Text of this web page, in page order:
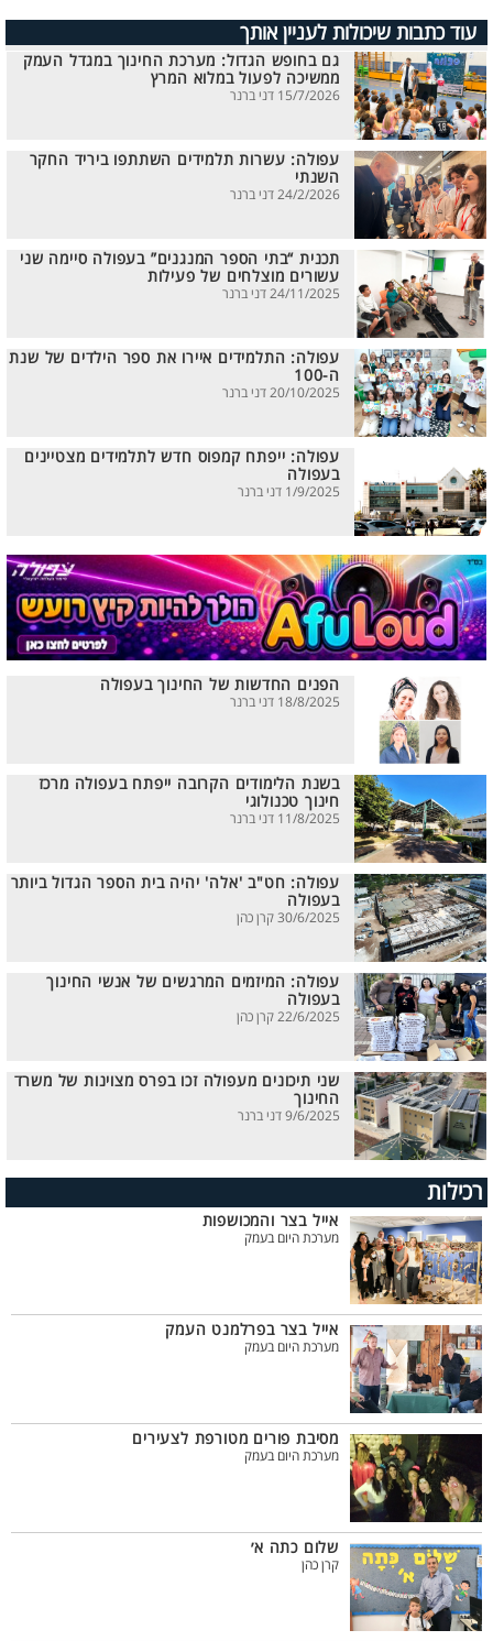
עוד כתבות שיכולות לעניין אותך
גם בחופש הגדול: מערכת החינוך במגדל העמק
ממשיכה לפעול במלוא המרץ
15/7/2026 דני ברנר
עפולה: עשרות תלמידים השתתפו ביריד החקר
השנתי
24/2/2026 דני ברנר
תכנית “בתי הספר המנגנים” בעפולה סיימה שני
עשורים מוצלחים של פעילות
24/11/2025 דני ברנר
עפולה: התלמידים איירו את ספר הילדים של שנת
ה-100
20/10/2025 דני ברנר
עפולה: ייפתח קמפוס חדש לתלמידים מצטיינים
בעפולה
1/9/2025 דני ברנר
הפנים החדשות של החינוך בעפולה
18/8/2025 דני ברנר
בשנת הלימודים הקרובה ייפתח בעפולה מרכז
חינוך טכנולוגי
11/8/2025 דני ברנר
עפולה: חט"ב 'אלה' יהיה בית הספר הגדול ביותר
בעפולה
30/6/2025 קרן כהן
עפולה: המיזמים המרגשים של אנשי החינוך
בעפולה
22/6/2025 קרן כהן
שני תיכונים מעפולה זכו בפרס מצוינות של משרד
החינוך
9/6/2025 דני ברנר
רכילות
אייל בצר והמכושפות
מערכת היום בעמק
אייל בצר בפרלמנט העמק
מערכת היום בעמק
מסיבת פורים מטורפת לצעירים
מערכת היום בעמק
שלום כתה א׳
קרן כהן